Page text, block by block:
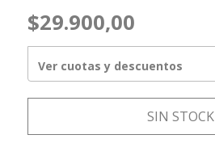
$29.900,00
Ver cuotas y descuentos
SIN STOCK